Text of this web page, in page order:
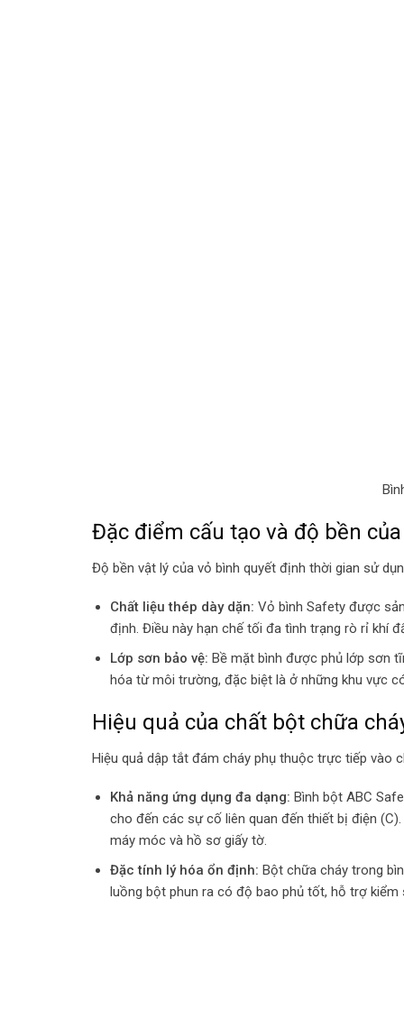
Đặc điểm cấu tạo và độ bền
Độ bền vật lý của vỏ bình quyết định thời gian sử
Chất liệu thép dày dặn: Vỏ bình Safety được
định. Điều này hạn chế tối đa tình trạng rò rỉ khí
Lớp sơn bảo vệ: Bề mặt bình được phủ lớp sơn
hóa từ môi trường, đặc biệt là ở những khu vực
Hiệu quả của chất bột chữa
Hiệu quả dập tắt đám cháy phụ thuộc trực tiếp vào
Khả năng ứng dụng đa dạng: Bình bột ABC
cho đến các sự cố liên quan đến thiết bị điện
máy móc và hồ sơ giấy tờ.
Đặc tính lý hóa ổn định: Bột chữa cháy trong
luồng bột phun ra có độ bao phủ tốt, hỗ trợ